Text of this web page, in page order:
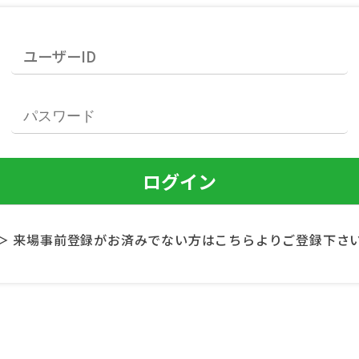
来場事前登録がお済みでない方はこちらよりご登録下さ